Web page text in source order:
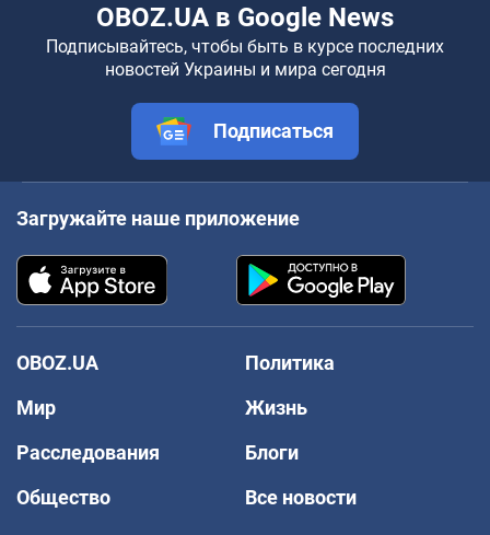
OBOZ.UA в Google News
Подписывайтесь, чтобы быть в курсе последних
новостей Украины и мира сегодня
Подписаться
Загружайте наше приложение
OBOZ.UA
Политика
Мир
Жизнь
Расследования
Блоги
Общество
Все новости